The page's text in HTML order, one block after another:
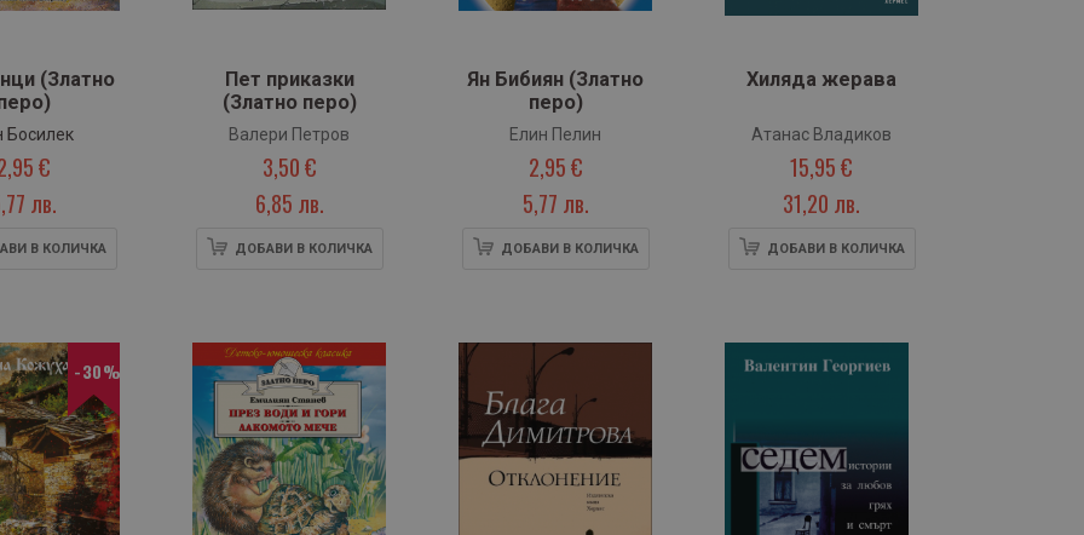
(Златно
Босилек
€
лв.
В КОЛИЧКА
Пет приказки
(Златно перо)
Валери Петров
3,50 €
6,85 лв.
ДОБАВИ В КОЛИЧКА
Ян Бибиян (Златно
перо)
Елин Пелин
2,95 €
5,77 лв.
ДОБАВИ В КОЛИЧКА
Хиляда жерава
Атанас Владиков
15,95 €
31,20 лв.
ДОБАВИ В КОЛИЧКА
-30%